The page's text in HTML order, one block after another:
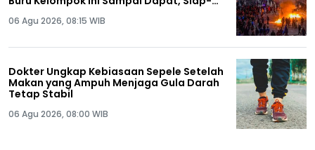
06 Agu 2026, 08:15 WIB
Dokter Ungkap Kebiasaan Sepele Setelah
Makan yang Ampuh Menjaga Gula Darah
Tetap Stabil
06 Agu 2026, 08:00 WIB